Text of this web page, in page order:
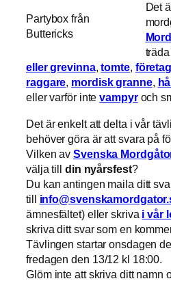
Partybox från
Buttericks
Det
eller grevinna,tomte,
raggare, mordisk granne,
eller varför intevampyr och
Det är enkelt att delta i vår
behöver göra är att svara på
Vilken av Svenska
välja till din nyårsfest?
Du kan antingen maila ditt
till
ämnesfältet) eller skriva i vår
skriva ditt svar som en
Tävlingen startar onsdagen
fredagen den 13/12 kl 18:00.
Glöm inte att skriva ditt namn